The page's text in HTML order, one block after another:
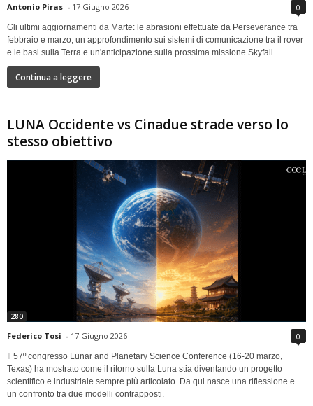
Antonio Piras - 17 Giugno 2026 0
Gli ultimi aggiornamenti da Marte: le abrasioni effettuate da Perseverance tra
febbraio e marzo, un approfondimento sui sistemi di comunicazione tra il rover
e le basi sulla Terra e un'anticipazione sulla prossima missione Skyfall
Continua a leggere
LUNA Occidente vs Cinadue strade verso lo
stesso obiettivo
280
Federico Tosi - 17 Giugno 2026 0
Il 57º congresso Lunar and Planetary Science Conference (16-20 marzo,
Texas) ha mostrato come il ritorno sulla Luna stia diventando un progetto
scientifico e industriale sempre più articolato. Da qui nasce una riflessione e
un confronto tra due modelli contrapposti.